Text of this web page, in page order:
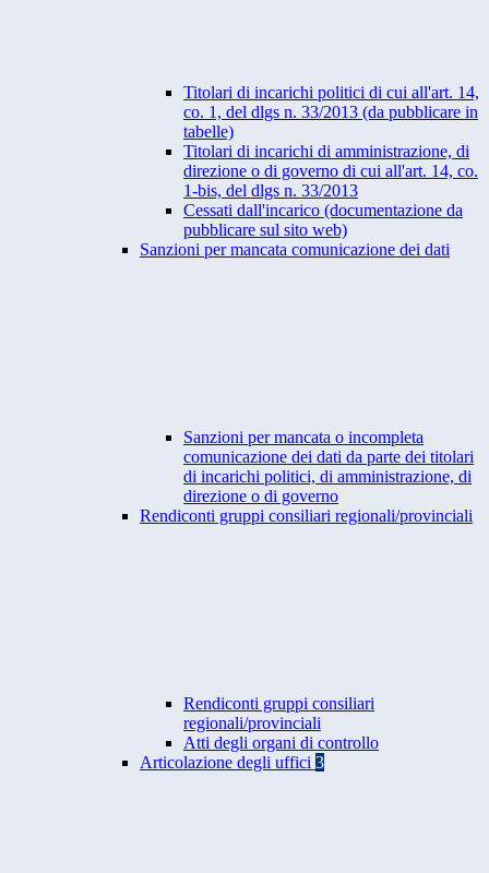
Titolari di incarichi politici di cui all'art. 14,
co. 1, del dlgs n. 33/2013 (da pubblicare in
tabelle)
Titolari di incarichi di amministrazione, di
direzione o di governo di cui all'art. 14, co.
1-bis, del dlgs n. 33/2013
Cessati dall'incarico (documentazione da
pubblicare sul sito web)
Sanzioni per mancata comunicazione dei dati
Sanzioni per mancata o incompleta
comunicazione dei dati da parte dei titolari
di incarichi politici, di amministrazione, di
direzione o di governo
Rendiconti gruppi consiliari regionali/provinciali
Rendiconti gruppi consiliari
regionali/provinciali
Atti degli organi di controllo
Articolazione degli uffici 3